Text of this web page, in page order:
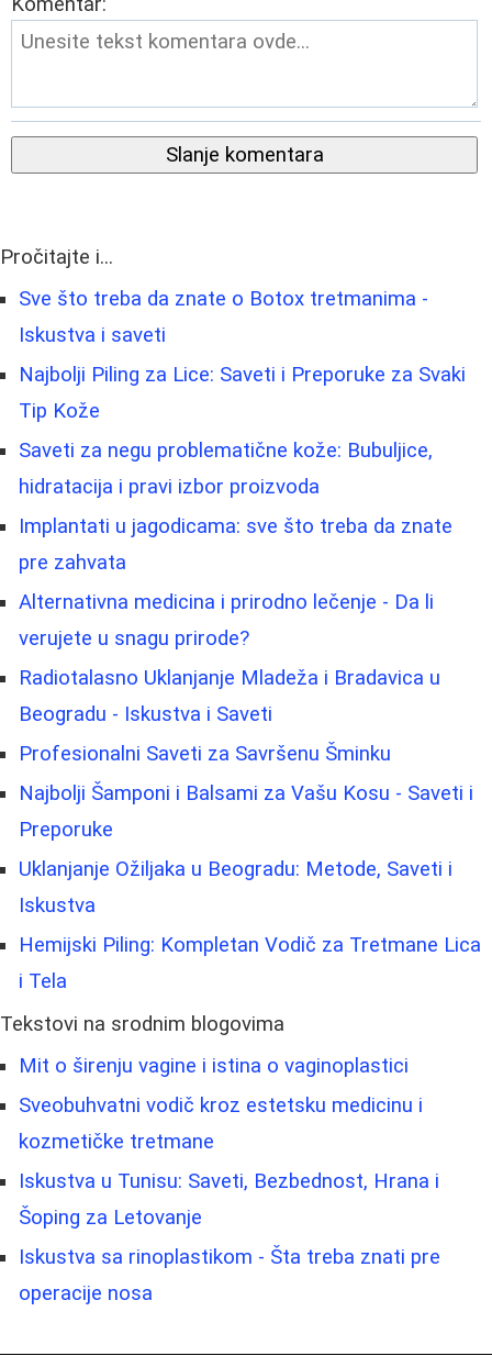
Slanje komentara
Pročitajte i...
Sve što treba da znate o Botox tretmanima -
Iskustva i saveti
Najbolji Piling za Lice: Saveti i Preporuke za Svaki
Tip Kože
Saveti za negu problematične kože: Bubuljice,
hidratacija i pravi izbor proizvoda
Implantati u jagodicama: sve što treba da znate
pre zahvata
Alternativna medicina i prirodno lečenje - Da li
verujete u snagu prirode?
Radiotalasno Uklanjanje Mladeža i Bradavica u
Beogradu - Iskustva i Saveti
Profesionalni Saveti za Savršenu Šminku
Najbolji Šamponi i Balsami za Vašu Kosu - Saveti i
Preporuke
Uklanjanje Ožiljaka u Beogradu: Metode, Saveti i
Iskustva
Hemijski Piling: Kompletan Vodič za Tretmane Lica
i Tela
Tekstovi na srodnim blogovima
Mit o širenju vagine i istina o vaginoplastici
Sveobuhvatni vodič kroz estetsku medicinu i
kozmetičke tretmane
Iskustva u Tunisu: Saveti, Bezbednost, Hrana i
Šoping za Letovanje
Iskustva sa rinoplastikom - Šta treba znati pre
operacije nosa